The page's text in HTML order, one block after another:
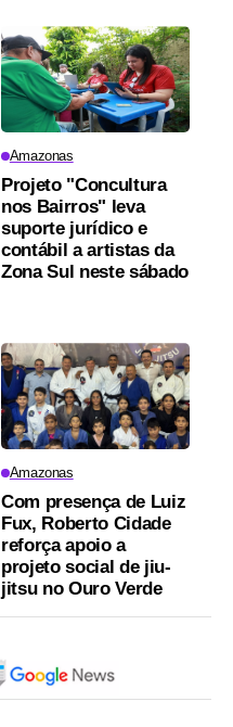
Amazonas
Projeto "Concultura
nos Bairros" leva
suporte jurídico e
contábil a artistas da
Zona Sul neste sábado
Amazonas
Com presença de Luiz
Fux, Roberto Cidade
reforça apoio a
projeto social de jiu-
jitsu no Ouro Verde